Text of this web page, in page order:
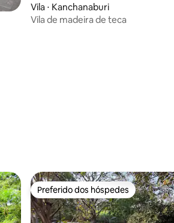
Vila ⋅ Kanchanaburi
Vila de madeira de teca
Preferido dos hóspedes
Preferido dos hóspedes